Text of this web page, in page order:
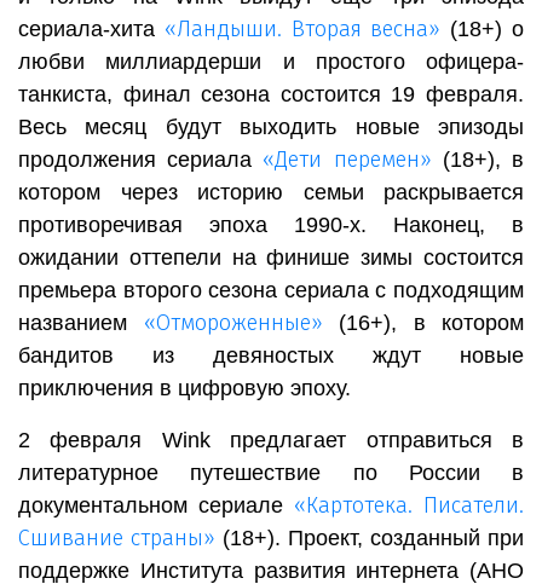
сериала-хита «Ландыши. Вторая весна» (18+) о
любви миллиардерши и простого офицера-
танкиста, финал сезона состоится 19 февраля.
Весь месяц будут выходить новые эпизоды
продолжения сериала «Дети перемен» (18+), в
котором через историю семьи раскрывается
противоречивая эпоха 1990-х. Наконец, в
ожидании оттепели на финише зимы состоится
премьера второго сезона сериала с подходящим
названием «Отмороженные» (16+), в котором
бандитов из девяностых ждут новые
приключения в цифровую эпоху.
2 февраля Wink предлагает отправиться в
литературное путешествие по России в
документальном сериале «Картотека. Писатели.
Сшивание страны» (18+). Проект, созданный при
поддержке Института развития интернета (АНО